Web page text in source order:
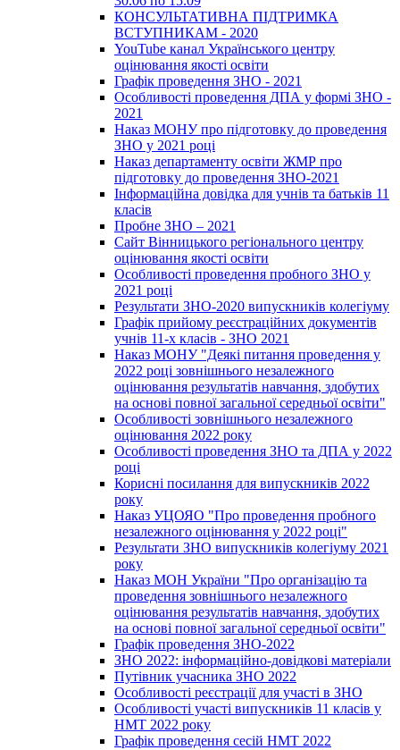
КОНСУЛЬТАТИВНА ПІДТРИМКА
ВСТУПНИКАМ - 2020
YouTube канал Українського центру
оцінювання якості освіти
Графік проведення ЗНО - 2021
Особливості проведення ДПА у формі ЗНО -
2021
Наказ МОНУ про підготовку до проведення
ЗНО у 2021 році
Наказ департаменту освіти ЖМР про
підготовку до проведення ЗНО-2021
Інформаційна довідка для учнів та батьків 11
класів
Пробне ЗНО – 2021
Сайт Вінницького регіонального центру
оцінювання якості освіти
Особливості проведення пробного ЗНО у
2021 році
Результати ЗНО-2020 випускників колегіуму
Графік прийому реєстраційних документів
учнів 11-х класів - ЗНО 2021
Наказ МОНУ "Деякі питання проведення у
2022 році зовнішнього незалежного
оцінювання результатів навчання, здобутих
на основі повної загальної середньої освіти"
Особливості зовнішнього незалежного
оцінювання 2022 року
Особливості проведення ЗНО та ДПА у 2022
році
Корисні посилання для випускників 2022
року
Наказ УЦОЯО "Про проведення пробного
незалежного оцінювання у 2022 році"
Результати ЗНО випускників колегіуму 2021
року
Наказ МОН України "Про організацію та
проведення зовнішнього незалежного
оцінювання результатів навчання, здобутих
на основі повної загальної середньої освіти"
Графік проведення ЗНО-2022
ЗНО 2022: інформаційно-довідкові матеріали
Путівник учасника ЗНО 2022
Особливості реєстрації для участі в ЗНО
Особливості участі випускників 11 класів у
НМТ 2022 року
Графік проведення сесій НМТ 2022